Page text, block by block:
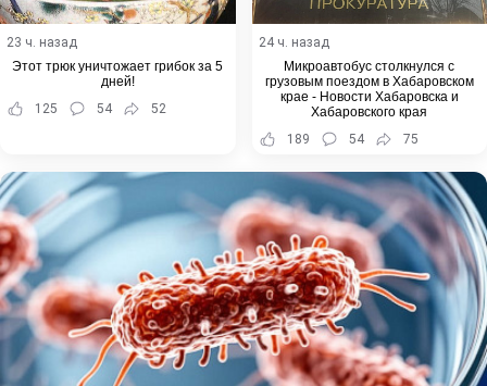
23 ч. назад
Этот трюк уничтожает грибок за 5
дней!
125
54 52
24 ч. назад
Микроавтобус столкнулся с
грузовым поездом в Хабаровском
крае - Новости Хабаровска и
Хабаровского края
189
54 75